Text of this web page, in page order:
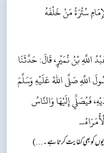
سُتْرَةُ مَنْ خَلْفَهُ
بْنُ نُمَيْرٍ، قَالَ: حَدَّثَنَا
اللَّهِ صَلَّى اللهُ عَلَيْهِ وَسَلَّمَ
فَيُصَلِّي إِلَيْهَا وَالنَّاسُ
کو بھی کفایت کرتا ہے۔...)